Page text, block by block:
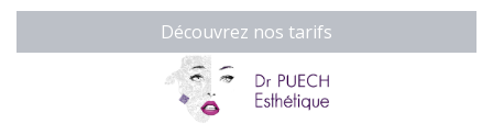
Découvrez nos tarifs